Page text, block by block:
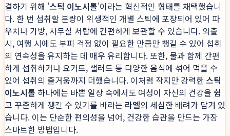
결하기 위해 '스틱 이노시톨'이라는 혁신적인 형태를 채택했습니
다. 한 번 섭취할 분량이 위생적인 개별 스틱에 포장되어 있어 파
우치나 가방, 사무실 서랍에 간편하게 보관할 수 있습니다. 외출
시, 여행 시에도 부피 걱정 없이 필요한 만큼만 챙길 수 있어 섭취
의 연속성을 유지하는 데 매우 유리합니다. 또한, 물과 함께 간편
하게 섭취하거나 요거트, 샐러드 등 다양한 음식에 섞어 먹을 수
있어 섭취의 즐거움까지 더했습니다. 이처럼 작지만 강력한스틱
이노시톨 하나에는 바쁜 일상 속에서도 여성이 자신의 건강을 쉽
고 꾸준하게 챙길 수 있기를 바라는 라엘의 세심한 배려가 담겨 있
습니다. 이는 단순한 편의성을 넘어, 건강한 습관을 만드는 가장
스마트한 방법입니다.